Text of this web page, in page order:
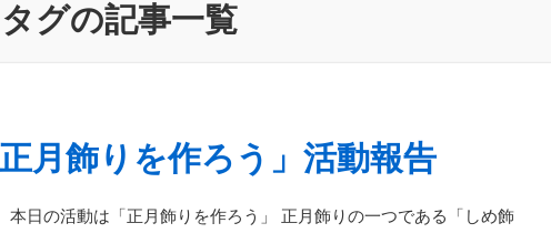
グの記事一覧
月飾りを作ろう」活動報告
本日の活動は「正月飾りを作ろう」 正月飾りの一つである「しめ飾